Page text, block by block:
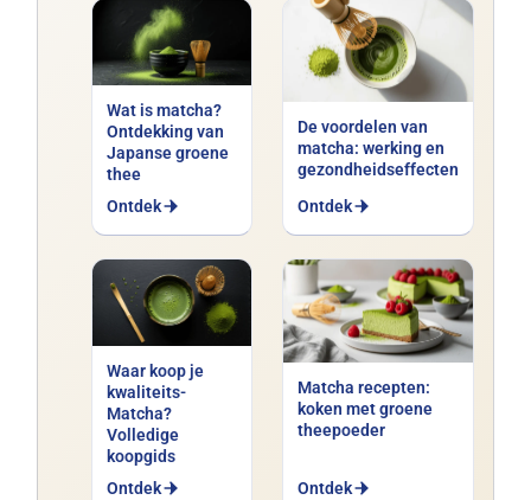
biologische matcha
en laat u verleiden.
Wat is matcha?
Ontdekking van
Japanse groene
thee
Ontdek
De voordelen van
matcha: werking en
gezondheidseffecten
Ontdek
Waar koop je
kwaliteits-
Matcha?
Volledige
koopgids
Ontdek
Matcha recepten:
koken met groene
theepoeder
Ontdek